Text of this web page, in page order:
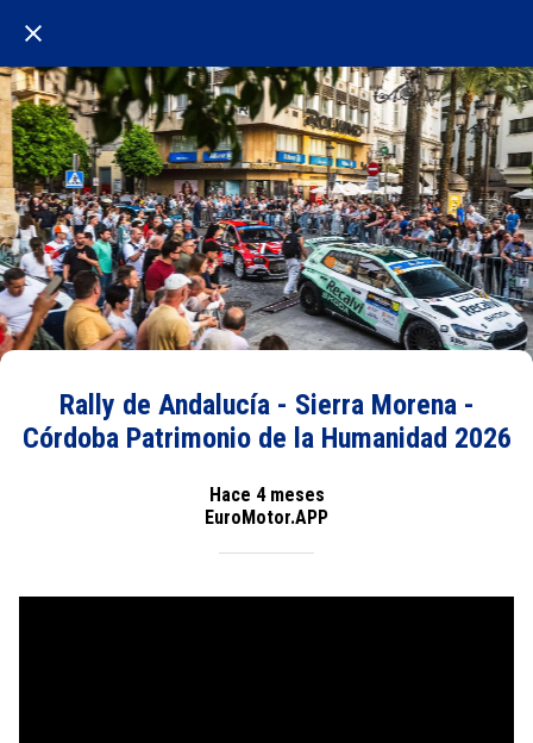
Rally de Andalucía - Sierra Morena -
Córdoba Patrimonio de la Humanidad 2026
Hace 4 meses
EuroMotor.APP